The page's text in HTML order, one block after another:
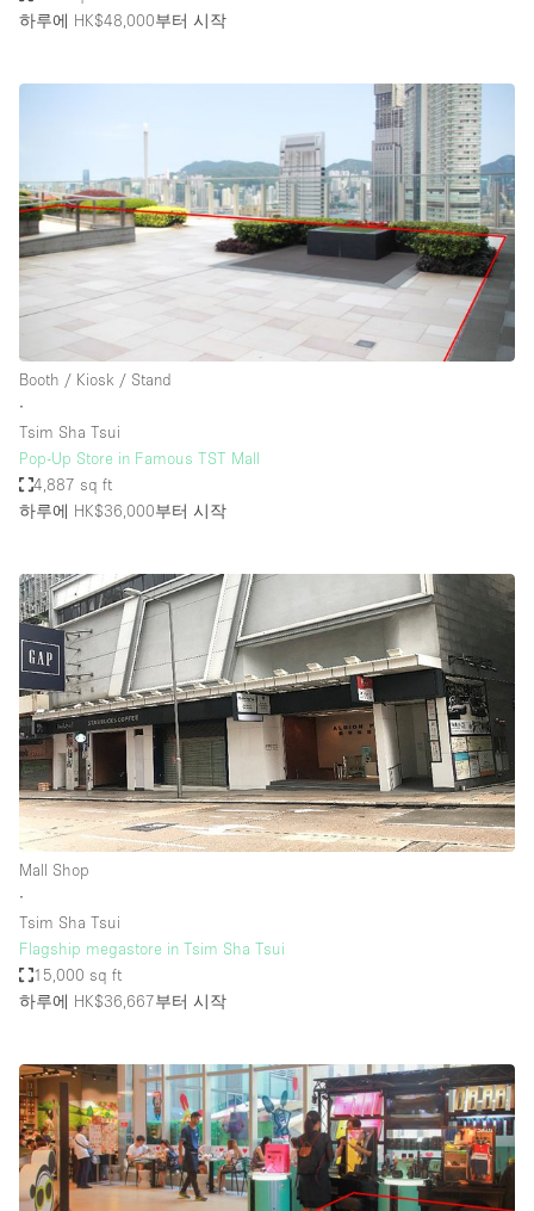
하루에 HK$48,000부터 시작
Booth / Kiosk / Stand
∙
Tsim Sha Tsui
Pop-Up Store in Famous TST Mall
4,887 sq ft
하루에 HK$36,000부터 시작
Mall Shop
∙
Tsim Sha Tsui
Flagship megastore in Tsim Sha Tsui
15,000 sq ft
하루에 HK$36,667부터 시작